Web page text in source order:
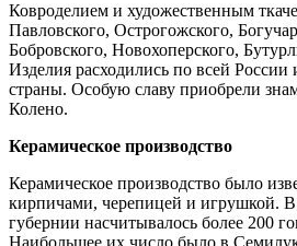
Ковроделием и художественным
Павловского, Острогожского,
Бобровского, Новохоперского,
Изделия расходились по всей России
страны. Особую славу приобрели
Колено.
Керамическое производство
Керамическое производство было
кирпичами, черепицей и игрушкой.
губернии насчитывалось более 200